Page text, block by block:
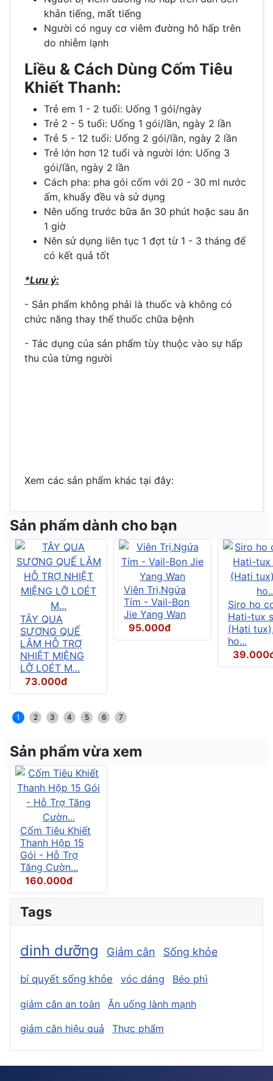
khản tiếng, mất tiếng
Người có nguy cơ viêm đường hô hấp trên
do nhiễm lạnh
Liều & Cách Dùng Cốm Tiêu
Khiết Thanh:
Trẻ em 1 - 2 tuổi: Uống 1 gói/ngày
Trẻ 2 - 5 tuổi: Uống 1 gói/lần, ngày 2 lần
Trẻ 5 - 12 tuổi: Uống 2 gói/lần, ngày 2 lần
Trẻ lớn hơn 12 tuổi và người lớn: Uống 3
gói/lần, ngày 2 lần
Cách pha: pha gói cốm với 20 - 30 ml nước
ấm, khuấy đều và sử dụng
Nên uống trước bữa ăn 30 phút hoặc sau ăn
1 giờ
Nên sử dụng liên tục 1 đợt từ 1 - 3 tháng để
có kết quả tốt
*Lưu ý:
- Sản phẩm không phải là thuốc và không có
chức năng thay thế thuốc chữa bệnh
- Tác dụng của sản phẩm tùy thuộc vào sự hấp
thu của từng người
Xem các sản phẩm khác tại đây:
Sản phẩm dành cho bạn
TÂY QUA
SƯƠNG QUẾ
LÂM HỖ TRỢ
NHIỆT MIỆNG
LỠ LOÉT M...
73.000đ
Viên Trị.Ngứa
Tím - Vail-Bon
Jie Yang Wan
95.000đ
Siro ho
Hati-tux
(Hati
ho...
1 2 3 4 5 6 7
Sản phẩm vừa xem
Cốm Tiêu Khiết
Thanh Hộp 15
Gói - Hỗ Trợ
Tăng Cườn...
160.000đ
Tags
dinh dưỡng Giảm cân Sống khỏe
bí quyết sống khỏe vóc dáng Béo phì
giảm cân an toàn
Ăn uống lành mạnh
giảm cân hiệu quả
Thực phẩm